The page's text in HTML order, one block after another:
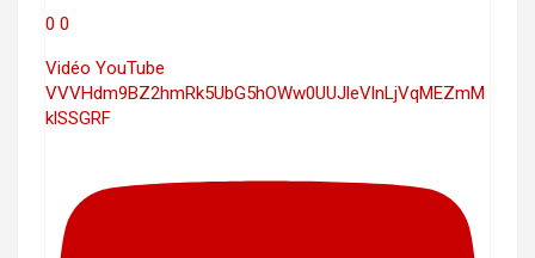
0 0
Vidéo YouTube
VVVHdm9BZ2hmRk5UbG5hOWw0UUJleVlnLjVqMEZmM
klSSGRF